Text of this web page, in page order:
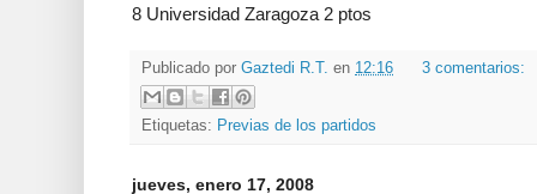
8 Universidad Zaragoza 2 ptos
Publicado por Gaztedi R.T. en 12:16 3 comentarios:
Etiquetas: Previas de los partidos
jueves, enero 17, 2008